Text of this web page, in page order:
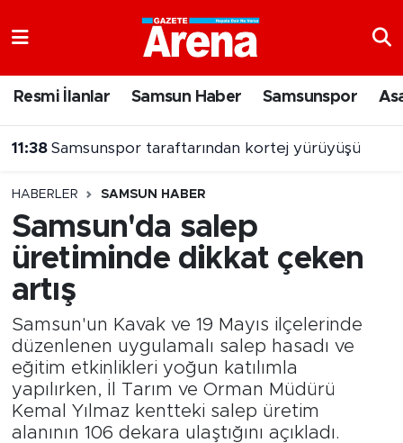
Resmi İlanlar Samsun Haber Samsunspor
11:38 Samsunspor taraftarından kortej yürüyüşü
HABERLER SAMSUN HABER
Samsun'da salep
üretiminde dikkat çeken
artış
Samsun'un Kavak ve 19 Mayıs ilçelerinde
düzenlenen uygulamalı salep hasadı ve
eğitim etkinlikleri yoğun katılımla
yapılırken, İl Tarım ve Orman Müdürü
Kemal Yılmaz kentteki salep üretim
alanının 106 dekara ulaştığını açıkladı.
Samsun Namaz Vakitleri
Süper Lig Puan Durumu ve Fikstür
Tüm Manşetler
Son Dakika Haberleri
Haber Arşivi